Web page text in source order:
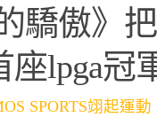
驕傲》
座lpga冠
SPORTS翊起運動